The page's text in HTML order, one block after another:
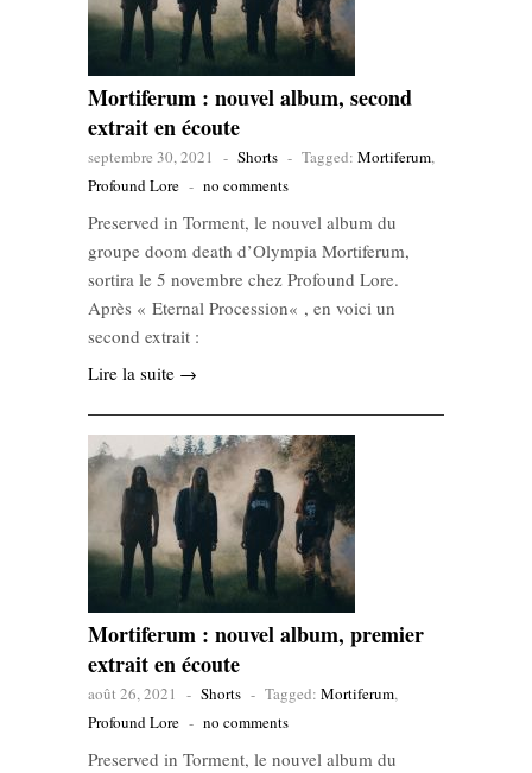
Mortiferum : nouvel album, second
extrait en écoute
septembre 30, 2021 - Shorts - Tagged: Mortiferum,
Profound Lore - no comments
Preserved in Torment, le nouvel album du
groupe doom death d’Olympia Mortiferum,
sortira le 5 novembre chez Profound Lore.
Après « Eternal Procession« , en voici un
second extrait :
Lire la suite →
Mortiferum : nouvel album, premier
extrait en écoute
août 26, 2021 - Shorts - Tagged: Mortiferum,
Profound Lore - no comments
Preserved in Torment, le nouvel album du